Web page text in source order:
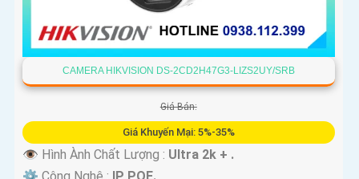
CAMERA HIKVISION DS-2CD2H47G3-LIZS2UY/SRB
Giá Bán:
Giá Khuyến Mại: 5%-35%
👁 Hình Ành Chất Lượng : Ultra 2k + .
⚙ Công Nghệ : IP POE.